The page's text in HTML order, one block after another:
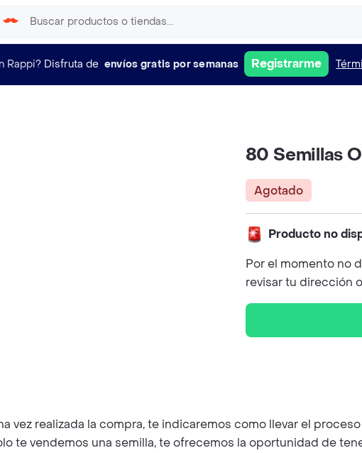
Rappi? Disfruta de envíos gratis por semanas Registrarme
80 Semillas
Agotado
Producto no
Por el momento no
revisar tu dirección
vez realizada la compra, te indicaremos como llevar el
te vendemos una semilla, te ofrecemos la oportunidad de